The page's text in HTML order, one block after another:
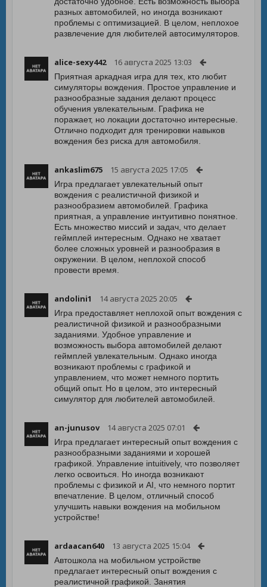
разных автомобилей, но иногда возникают
проблемы с оптимизацией. В целом, неплохое
развлечение для любителей автосимуляторов.
alice-sexy442 16 августа 2025 13:03
Приятная аркадная игра для тех, кто любит
симуляторы вождения. Простое управление и
разнообразные задания делают процесс
обучения увлекательным. Графика не
поражает, но локации достаточно интересные.
Отлично подходит для тренировки навыков
вождения без риска для автомобиля.
ankaslim675 15 августа 2025 17:05
Игра предлагает увлекательный опыт
вождения с реалистичной физикой и
разнообразием автомобилей. Графика
приятная, а управление интуитивно понятное.
Есть множество миссий и задач, что делает
геймплей интересным. Однако не хватает
более сложных уровней и разнообразия в
окружении. В целом, неплохой способ
провести время.
andolini1 14 августа 2025 20:05
Игра предоставляет неплохой опыт вождения с
реалистичной физикой и разнообразными
заданиями. Удобное управление и
возможность выбора автомобилей делают
геймплей увлекательным. Однако иногда
возникают проблемы с графикой и
управлением, что может немного портить
общий опыт. Но в целом, это интересный
симулятор для любителей автомобилей.
an-junusov 14 августа 2025 07:01
Игра предлагает интересный опыт вождения с
разнообразными заданиями и хорошей
графикой. Управление intuitively, что позволяет
легко освоиться. Но иногда возникают
проблемы с физикой и AI, что немного портит
впечатление. В целом, отличный способ
улучшить навыки вождения на мобильном
устройстве!
ardaacan640 13 августа 2025 15:04
Автошкола на мобильном устройстве
предлагает интересный опыт вождения с
реалистичной графикой. Занятия